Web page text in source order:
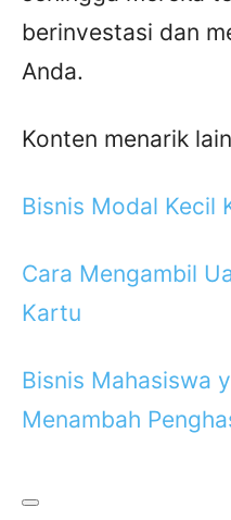
berinvestasi dan
Anda.
Konten menarik
Bisnis Modal Kecil
Cara Mengambil
Kartu
Bisnis Mahasiswa
Menambah